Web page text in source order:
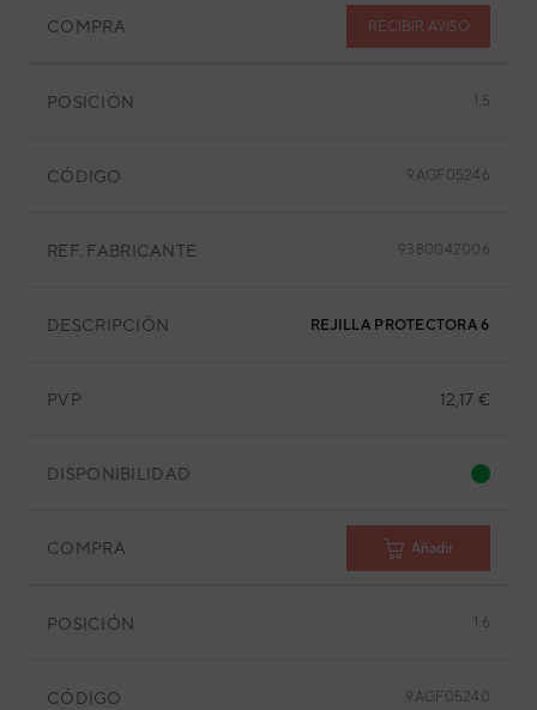
COMPRA RECIBIR AVISO
POSICIÓN 1.5
CÓDIGO 9AGF05246
REF. FABRICANTE 9380042006
DESCRIPCIÓN REJILLA PROTECTORA
PVP 12,17 €
DISPONIBILIDAD
COMPRA Añadir
POSICIÓN 1.6
CÓDIGO 9AGF05240